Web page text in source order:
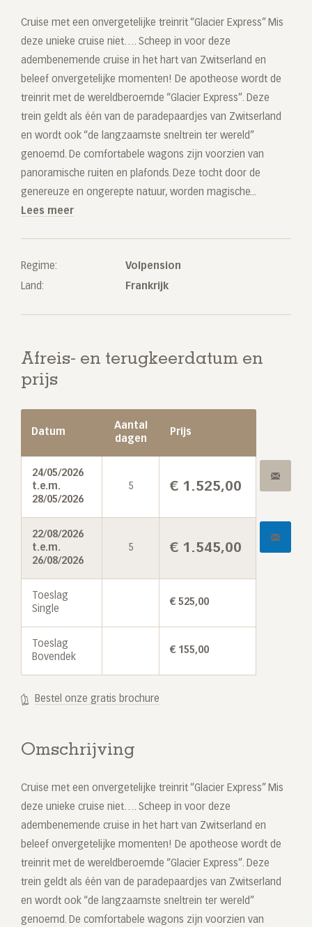
Cruise met een onvergetelijke treinrit “Glacier Express” Mis
deze unieke cruise niet…. Scheep in voor deze
adembenemende cruise in het hart van Zwitserland en
beleef onvergetelijke momenten! De apotheose wordt de
treinrit met de wereldberoemde “Glacier Express”. Deze
trein geldt als één van de paradepaardjes van Zwitserland
en wordt ook “de langzaamste sneltrein ter wereld”
genoemd. De comfortabele wagons zijn voorzien van
panoramische ruiten en plafonds. Deze tocht door de
genereuze en ongerepte natuur, worden magische...
Lees meer
Regime: Volpension
Land: Frankrijk
Afreis- en terugkeerdatum en
prijs
Datum
Aantal
dagen
Prijs
24/05/2026
t.e.m.
28/05/2026
5 € 1.525,00
22/08/2026
t.e.m.
26/08/2026
5 € 1.545,00
Toeslag
Single
€ 525,00
Toeslag
Bovendek
€ 155,00
Bestel onze gratis brochure
Omschrijving
Cruise met een onvergetelijke treinrit “Glacier Express” Mis
deze unieke cruise niet…. Scheep in voor deze
adembenemende cruise in het hart van Zwitserland en
beleef onvergetelijke momenten! De apotheose wordt de
treinrit met de wereldberoemde “Glacier Express”. Deze
trein geldt als één van de paradepaardjes van Zwitserland
en wordt ook “de langzaamste sneltrein ter wereld”
genoemd. De comfortabele wagons zijn voorzien van